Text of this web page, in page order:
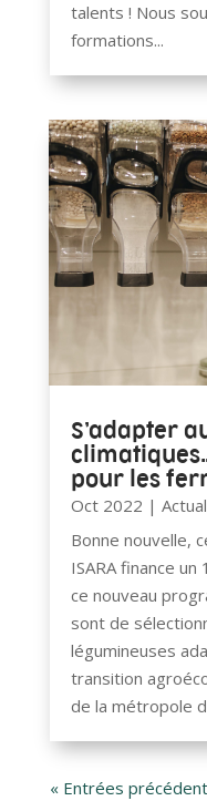
talents ! Nous
formations...
S’adapter
pour les
Oct 2022 |
Bonne nouvelle,
ISARA finance
ce nouveau
sont de
légumineuses
transition
de la métropole
« Entrées